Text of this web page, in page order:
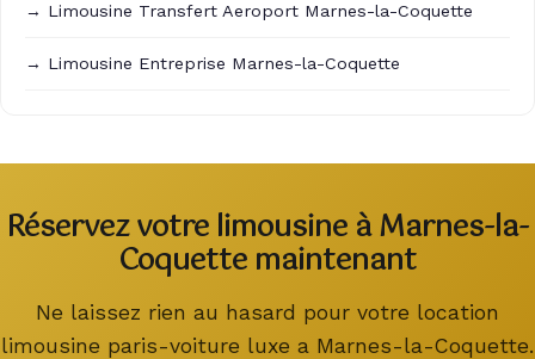
→ Limousine Transfert Aeroport Marnes-la-Coquette
→ Limousine Entreprise Marnes-la-Coquette
Réservez votre limousine à Marnes-la-
Coquette maintenant
Ne laissez rien au hasard pour votre location
limousine paris-voiture luxe a Marnes-la-Coquette.